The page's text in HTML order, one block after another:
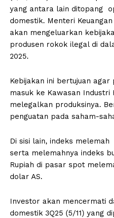
yang antara lain ditopang
domestik. Menteri
akan mengeluarkan
produsen rokok ilegal di
2025.
Kebijakan ini bertujuan
masuk ke Kawasan Industri
melegalkan produksinya.
penguatan pada saham-
Di sisi lain, indeks
serta melemahnya indeks
Rupiah di pasar spot
dolar AS.
Investor akan mencermati
domestik 3Q25 (5/11) yang